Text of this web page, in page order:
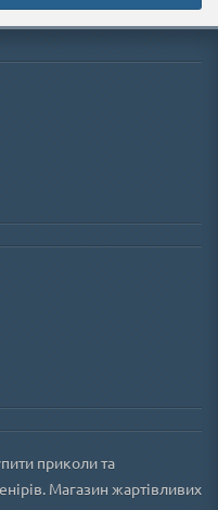
приколи та
Магазин жартівливих